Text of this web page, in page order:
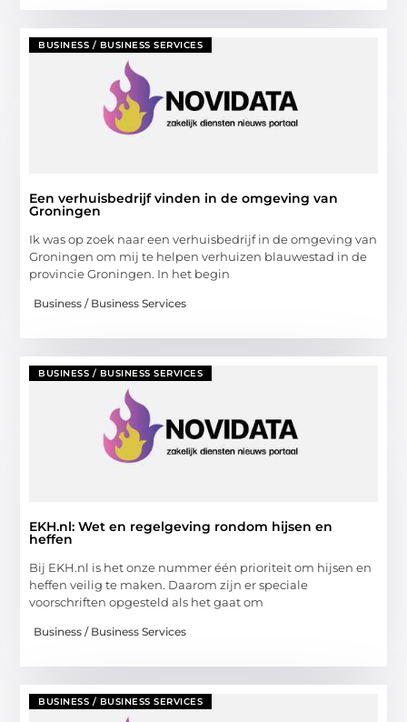
BUSINESS / BUSINESS SERVICES
Een verhuisbedrijf vinden in de omgeving van
Groningen
Ik was op zoek naar een verhuisbedrijf in de omgeving van
Groningen om mij te helpen verhuizen blauwestad in de
provincie Groningen. In het begin
Business / Business Services
BUSINESS / BUSINESS SERVICES
EKH.nl: Wet en regelgeving rondom hijsen en
heffen
Bij EKH.nl is het onze nummer één prioriteit om hijsen en
heffen veilig te maken. Daarom zijn er speciale
voorschriften opgesteld als het gaat om
Business / Business Services
BUSINESS / BUSINESS SERVICES